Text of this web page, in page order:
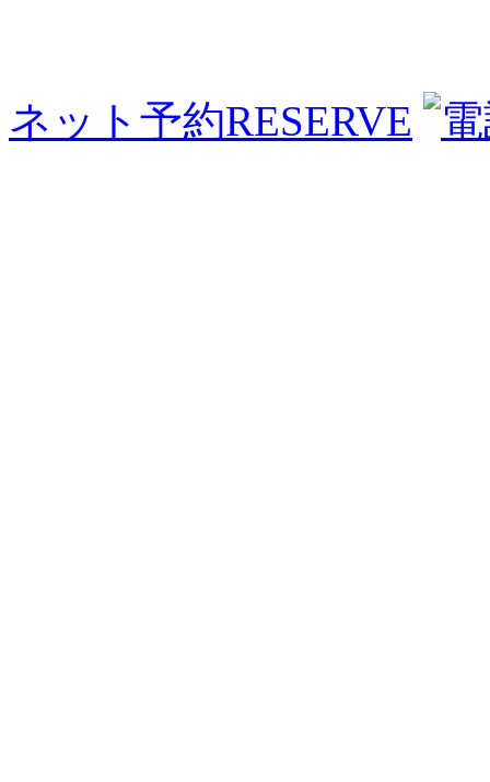
ネット予約RESERVE